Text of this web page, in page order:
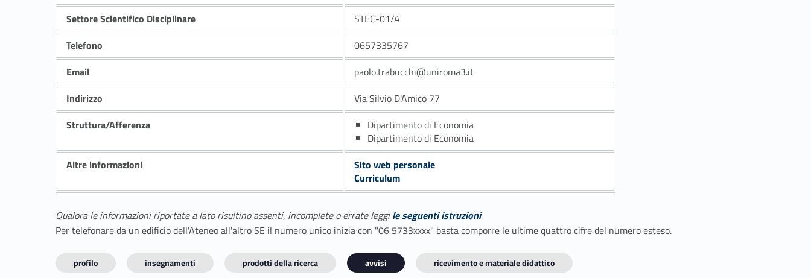
Settore Scientifico Disciplinare
STEC-01/A
Telefono
0657335767
Email
paolo.trabucchi@uniroma3.it
Indirizzo
Via Silvio D'Amico 77
Struttura/Afferenza
Dipartimento di Economia
Dipartimento di Economia
Altre informazioni
Sito web personale
Curriculum
Qualora le informazioni riportate a lato risultino assenti, incomplete o errate leggile seguenti istruzioni
Per telefonare da un edificio dell'Ateneo all'altro SE il numero unico inizia con "06 5733xxxx" basta comporre le ultime quattro cifre del numero esteso.
profilo insegnamenti prodotti della ricerca avvisi ricevimento e materiale didattico